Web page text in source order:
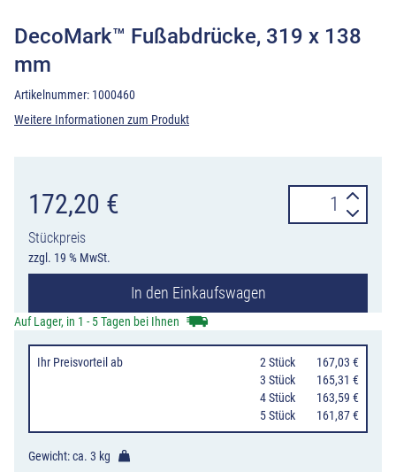
DecoMark™ Fußabdrücke, 319 x 138
mm
Artikelnummer: 1000460
Weitere Informationen zum Produkt
172,20 €
Stückpreis
zzgl. 19 % MwSt.
DecoMark™
Fußabdrücke,
x
Menge
In den Einkaufswagen
Auf Lager, in 1 - 5 Tagen bei Ihnen
Ihr Preisvorteil ab 2 Stück
167,03 €
3 Stück
165,31 €
4 Stück
163,59 €
5 Stück 161,87 €
Gewicht: ca. 3 kg